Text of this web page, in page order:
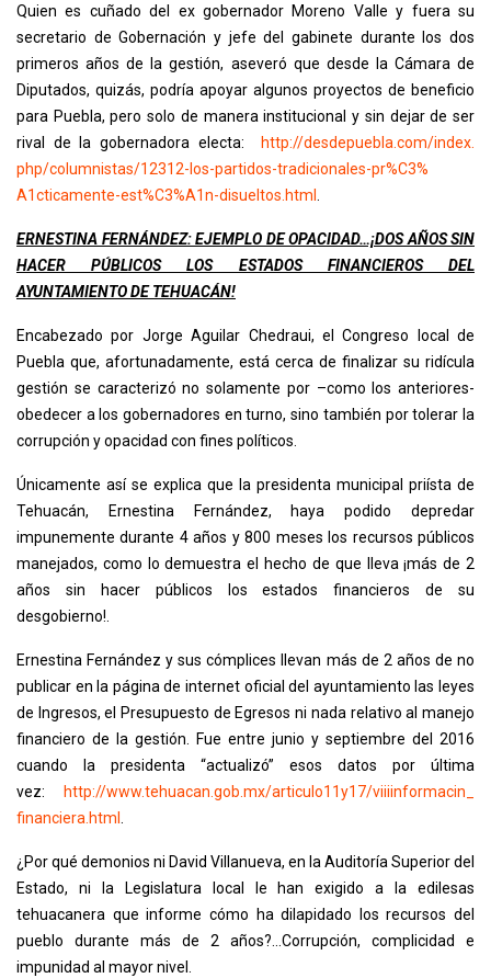
Quien es cuñado del ex gobernador Moreno Valle y fuera su
secretario de Gobernación y jefe del gabinete durante los dos
primeros años de la gestión, aseveró que desde la Cámara de
Diputados, quizás, podría apoyar algunos proyectos de beneficio
para Puebla, pero solo de manera institucional y sin dejar de ser
rival de la gobernadora electa:
http://desdepuebla.com/index.
php/columnistas/12312-los-partidos-tradicionales-pr%C3%
A1cticamente-est%C3%A1n-disueltos.html .
ERNESTINA FERNÁNDEZ: EJEMPLO DE OPACIDAD…¡DOS AÑOS SIN
HACER PÚBLICOS LOS ESTADOS FINANCIEROS DEL
AYUNTAMIENTO DE TEHUACÁN!
Encabezado por Jorge Aguilar Chedraui, el Congreso local de
Puebla que, afortunadamente, está cerca de finalizar su ridícula
gestión se caracterizó no solamente por –como los anteriores-
obedecer a los gobernadores en turno, sino también por tolerar la
corrupción y opacidad con fines políticos.
Únicamente así se explica que la presidenta municipal priísta de
Tehuacán, Ernestina Fernández, haya podido depredar
impunemente durante 4 años y 800 meses los recursos públicos
manejados, como lo demuestra el hecho de que lleva ¡más de 2
años sin hacer públicos los estados financieros de su
desgobierno!.
Ernestina Fernández y sus cómplices llevan más de 2 años de no
publicar en la página de internet oficial del ayuntamiento las leyes
de Ingresos, el Presupuesto de Egresos ni nada relativo al manejo
financiero de la gestión. Fue entre junio y septiembre del 2016
cuando la presidenta “actualizó” esos datos por última
vez:
http://www.tehuacan.gob.mx/articulo11y17/viiiinformacin_
financiera.html .
¿Por qué demonios ni David Villanueva, en la Auditoría Superior del
Estado, ni la Legislatura local le han exigido a la edilesas
tehuacanera que informe cómo ha dilapidado los recursos del
pueblo durante más de 2 años?...Corrupción, complicidad e
impunidad al mayor nivel.